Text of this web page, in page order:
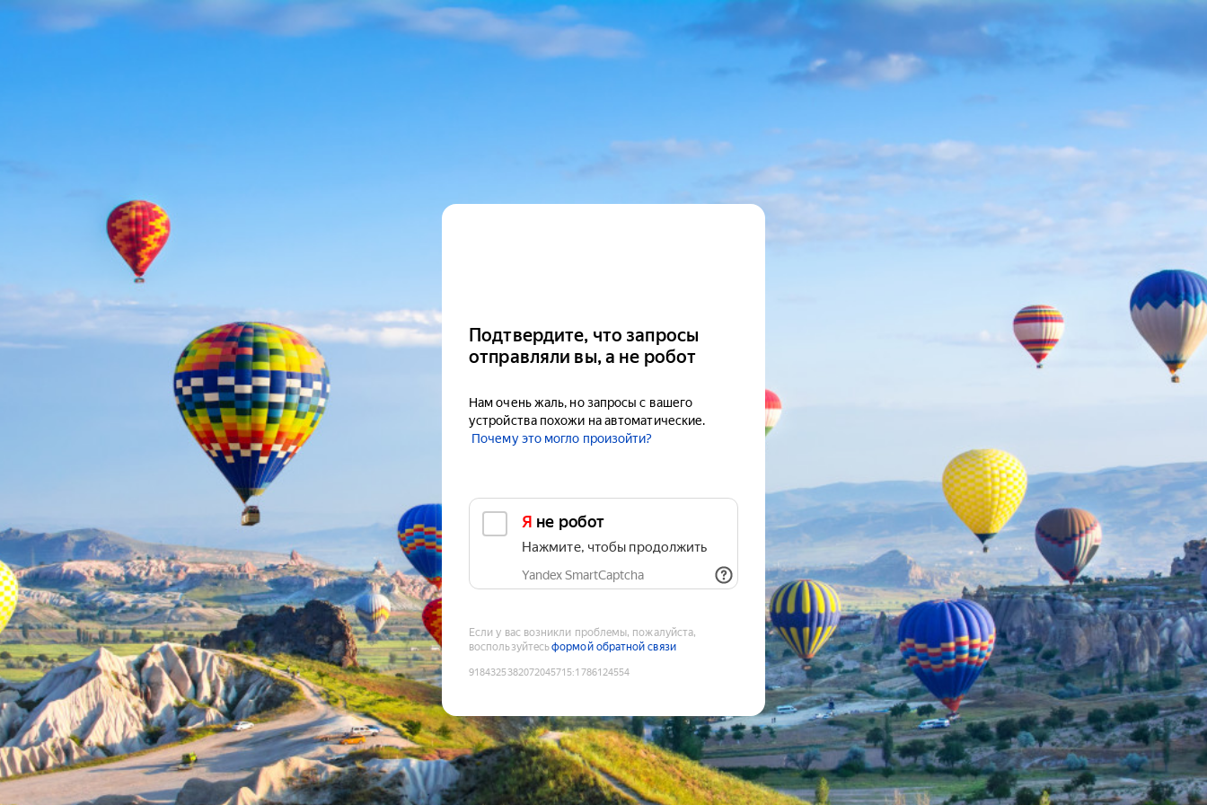
Подтвердите, что запросы
отправляли вы, а не робот
Нам очень жаль, но запросы с вашего
устройства похожи на автоматические.
Почему это могло произойти?
Я не робот
Нажмите, чтобы продолжить
Yandex SmartCaptcha
Если у вас возникли проблемы, пожалуйста,
воспользуйтесьформой обратной связи
9184325382072045715:1786124554